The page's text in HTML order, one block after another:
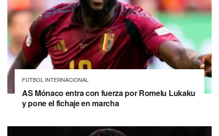
FÚTBOL INTERNACIONAL
AS Mónaco entra con fuerza por Romelu Lukaku
y pone el fichaje en marcha